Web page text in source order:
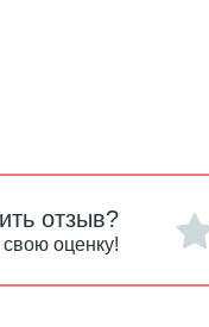
отзыв?
свою оценку!